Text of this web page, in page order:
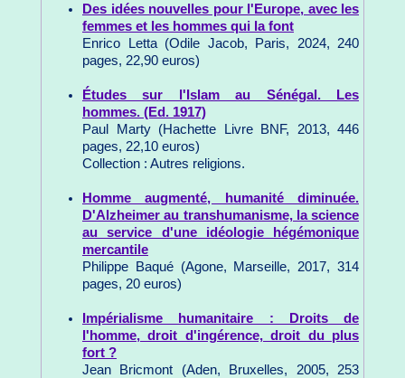
Des idées nouvelles pour l'Europe, avec les
femmes et les hommes qui la font
Enrico Letta (Odile Jacob, Paris, 2024, 240
pages, 22,90 euros)
Études sur l'Islam au Sénégal. Les
hommes. (Ed. 1917)
Paul Marty (Hachette Livre BNF, 2013, 446
pages, 22,10 euros)
Collection : Autres religions.
Homme augmenté, humanité diminuée.
D'Alzheimer au transhumanisme, la science
au service d'une idéologie hégémonique
mercantile
Philippe Baqué (Agone, Marseille, 2017, 314
pages, 20 euros)
Impérialisme humanitaire : Droits de
l'homme, droit d'ingérence, droit du plus
fort ?
Jean Bricmont (Aden, Bruxelles, 2005, 253